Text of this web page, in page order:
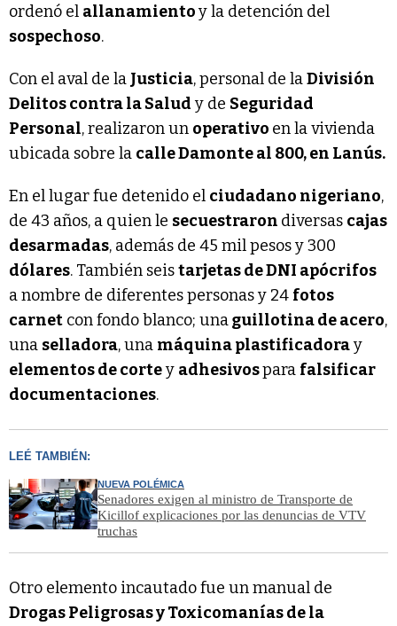
ordenó el allanamientoy la detención del
sospechoso.
Con el aval de la Justicia, personal de laDivisión
Delitos contra la Salud y de Seguridad
Personal, realizaron un operativo en la vivienda
ubicada sobre la calle Damonte al 800, en Lanús.
En el lugar fue detenido el ciudadano nigeriano,
de 43 años, a quien le secuestraron diversas cajas
desarmadas, además de 45 mil pesos y 300
dólares. También seistarjetas de DNI apócrifos
a nombre de diferentes personas y 24 fotos
carnet con fondo blanco; unaguillotina de acero,
una selladora, una máquina plastificadoray
elementos de cortey adhesivospara falsificar
documentaciones.
LEÉ TAMBIÉN:
NUEVA POLÉMICA
Senadores exigen al ministro de Transporte de
Kicillof explicaciones por las denuncias de VTV
truchas
Otro elemento incautado fue un manual de
Drogas Peligrosas y Toxicomanías de la